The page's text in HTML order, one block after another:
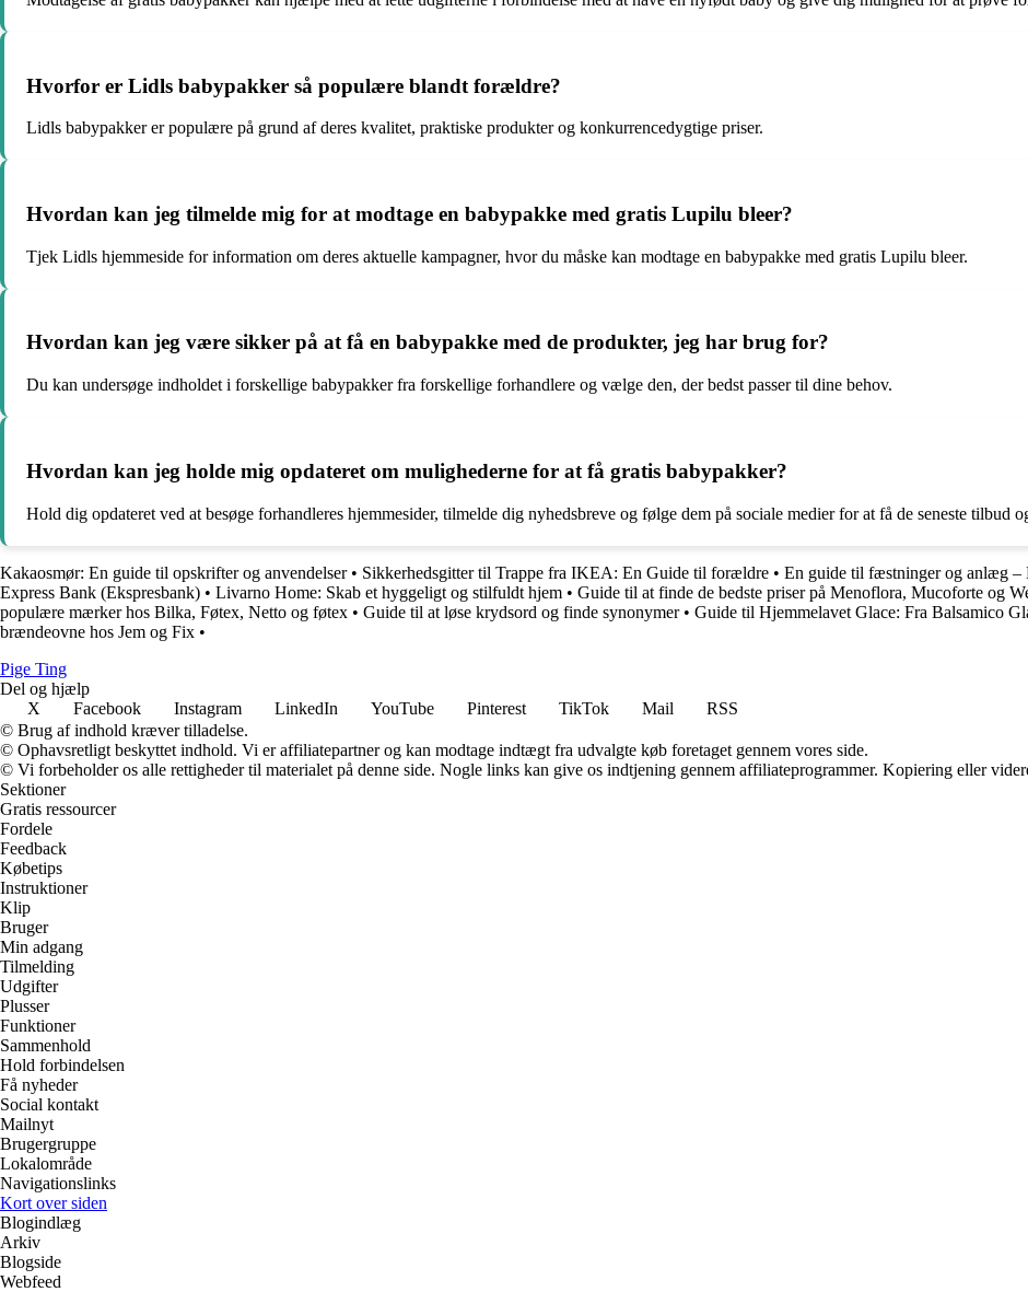
Hvorfor er Lidls babypakker så populære blandt forældre?
Lidls babypakker er populære på grund af deres kvalitet, praktiske produkter og konkurrencedygtige priser.
Hvordan kan jeg tilmelde mig for at modtage en babypakke med gratis Lupilu bleer?
Tjek Lidls hjemmeside for information om deres aktuelle kampagner, hvor du måske kan modtage en babypakke med gratis Lupilu bleer.
Hvordan kan jeg være sikker på at få en babypakke med de produkter, jeg har brug for?
Du kan undersøge indholdet i forskellige babypakker fra forskellige forhandlere og vælge den, der bedst passer til dine behov.
Hvordan kan jeg holde mig opdateret om mulighederne for at få gratis babypakker?
Hold dig opdateret ved at besøge forhandleres hjemmesider, tilmelde dig nyhedsbreve og følge dem på sociale medier for at få de seneste tilbud
Kakaosmør: En guide til opskrifter og anvendelser• Sikkerhedsgitter til Trappe fra IKEA: En Guide til forældre • En guide til fæstninger og anlæg –
Express Bank (Ekspresbank) • Livarno Home: Skab et hyggeligt og stilfuldt hjem • Guide til at finde de bedste priser på Menoflora, Mucoforte og
populære mærker hos Bilka, Føtex, Netto og føtex • Guide til at løse krydsord og finde synonymer• Guide til Hjemmelavet Glace: Fra Balsamico
brændeovne hos Jem og Fix •
Pige Ting
Del og hjælp
X
Facebook Instagram LinkedIn YouTube Pinterest TikTok Mail
RSS
© Brug af indhold kræver tilladelse.
© Ophavsretligt beskyttet indhold. Vi er affiliatepartner og kan modtage indtægt fra udvalgte køb foretaget gennem vores side.
© Vi forbeholder os alle rettigheder til materialet på denne side. Nogle links kan give os indtjening gennem affiliateprogrammer. Kopiering eller
Sektioner
Gratis ressourcer
Fordele
Feedback
Købetips
Instruktioner
Klip
Bruger
Min adgang
Tilmelding
Udgifter
Plusser
Funktioner
Sammenhold
Hold forbindelsen
Få nyheder
Social kontakt
Mailnyt
Brugergruppe
Lokalområde
Navigationslinks
Kort over siden
Blogindlæg
Arkiv
Blogside
Webfeed